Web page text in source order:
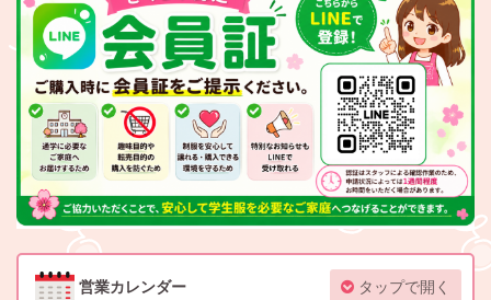
営業カレンダー タップで開く